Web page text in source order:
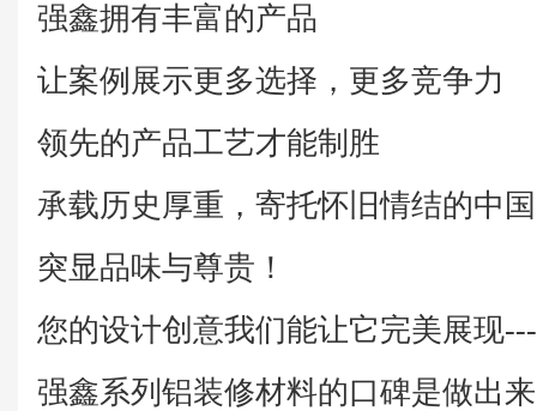
强鑫拥有丰富的产品
让案例展示更多选择，更多竞争力
领先的产品工艺才能制胜
承载历史厚重，寄托怀旧情结的中
突显品味与尊贵！
您的设计创意我们能让它完美展现
强鑫系列铝装修材料的口碑是做出